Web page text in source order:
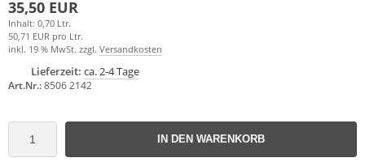
35,50 EUR
Inhalt: 0,70 Ltr.
50,71 EUR pro Ltr.
inkl. 19 % MwSt. zzgl. Versandkosten
Lieferzeit: ca. 2-4 Tage
Art.Nr.:8506 2142
IN DEN WARENKORB